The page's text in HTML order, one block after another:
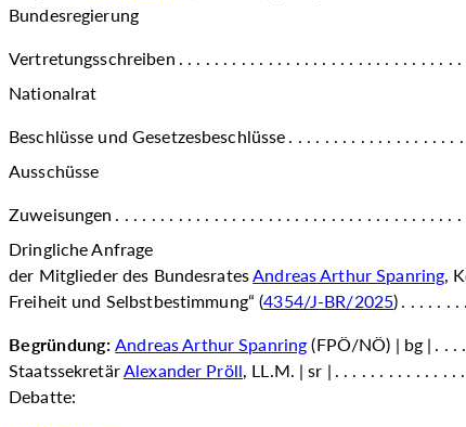
Bundesregierung
Vertretungsschreiben
Nationalrat
Beschlüsse und Gesetzesbeschlüsse
Ausschüsse
Zuweisungen
Dringliche Anfrage
der Mitglieder des BundesratesAndreas Arthur Spanring,
Freiheit und Selbstbestimmung“ (4354/J-BR/2025)
Begründung:Andreas Arthur Spanring (FPÖ/NÖ) | bg |
StaatssekretärAlexander Pröll, LL.M. | sr |
Debatte: